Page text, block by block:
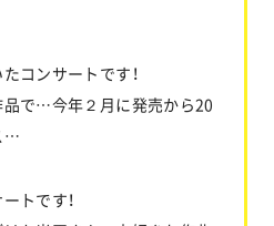
コンサートです！
で…今年２月に発売から20
…
トです！